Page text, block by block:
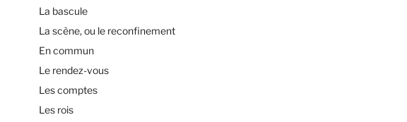
La bascule
La scène, ou le reconfinement
En commun
Le rendez-vous
Les comptes
Les rois